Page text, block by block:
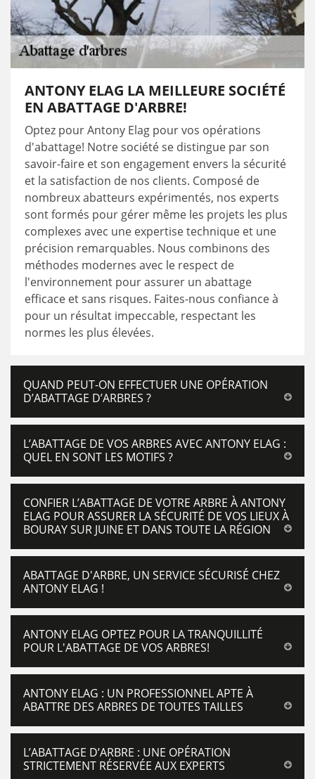
ANTONY ELAG LA MEILLEURE SOCIÉTÉ
EN ABATTAGE D'ARBRE!
Optez pour Antony Elag pour vos opérations
d'abattage! Notre société se distingue par son
savoir-faire et son engagement envers la sécurité
et la satisfaction de nos clients. Composé de
nombreux abatteurs expérimentés, nos experts
sont formés pour gérer même les projets les plus
complexes avec une expertise technique et une
précision remarquables. Nous combinons des
méthodes modernes avec le respect de
l'environnement pour assurer un abattage
efficace et sans risques. Faites-nous confiance à
pour un résultat impeccable, respectant les
normes les plus élevées.
QUAND PEUT-ON EFFECTUER UNE OPÉRATION
D’ABATTAGE D’ARBRES ?
L’ABATTAGE DE VOS ARBRES AVEC ANTONY ELAG :
QUEL EN SONT LES MOTIFS ?
CONFIER L’ABATTAGE DE VOTRE ARBRE À ANTONY
ELAG POUR ASSURER LA SÉCURITÉ DE VOS LIEUX À
BOURAY SUR JUINE ET DANS TOUTE LA RÉGION
ABATTAGE D'ARBRE, UN SERVICE SÉCURISÉ CHEZ
ANTONY ELAG !
ANTONY ELAG OPTEZ POUR LA TRANQUILLITÉ
POUR L'ABATTAGE DE VOS ARBRES!
ANTONY ELAG : UN PROFESSIONNEL APTE À
ABATTRE DES ARBRES DE TOUTES TAILLES
L’ABATTAGE D’ARBRE : UNE OPÉRATION
STRICTEMENT RÉSERVÉE AUX EXPERTS